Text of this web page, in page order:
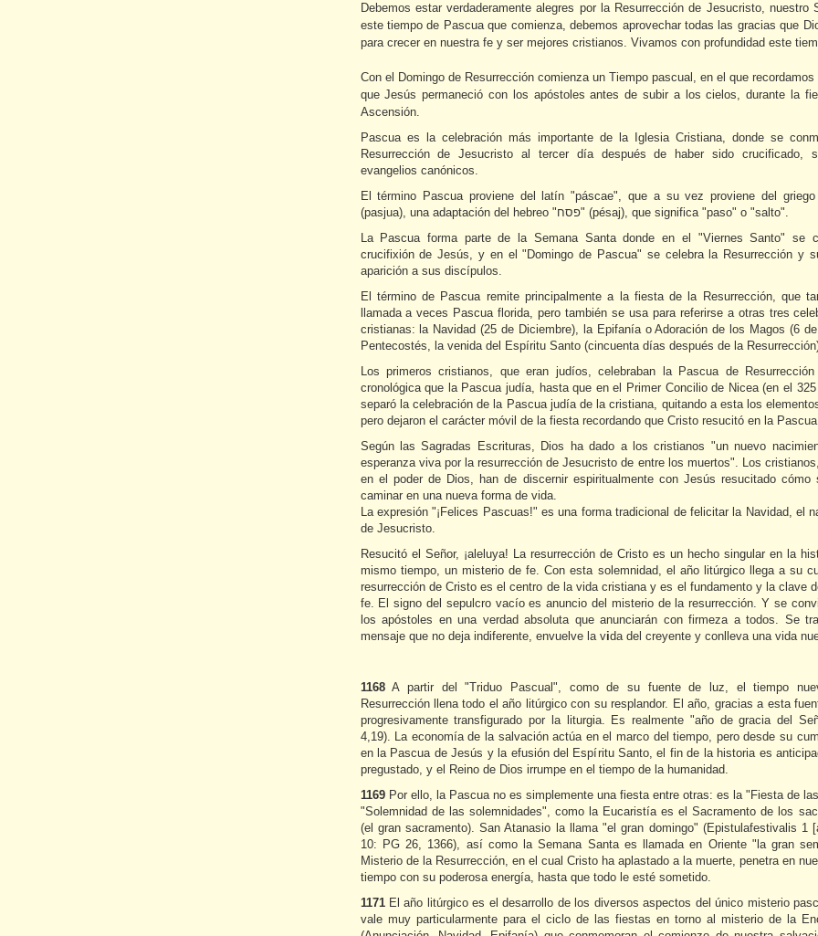
Debemos estar verdaderamente alegres por la Resurrección de Jesucristo, nuestro
este tiempo de Pascua que comienza, debemos aprovechar todas las gracias que
para crecer en nuestra fe y ser mejores cristianos. Vivamos con profundidad este
Con el Domingo de Resurrección comienza un Tiempo pascual, en el que
que Jesús permaneció con los apóstoles antes de subir a los cielos, durante la
Ascensión.
Pascua es la celebración más importante de la Iglesia Cristiana, donde se
Resurrección de Jesucristo al tercer día después de haber sido crucificado,
evangelios canónicos.
El término Pascua proviene del latín "páscae", que a su vez proviene del
(pasjua), una adaptación del hebreo "פסח" (pésaj), que significa "paso" o "salto".
La Pascua forma parte de la Semana Santa donde en el "Viernes Santo" se
crucifixión de Jesús, y en el "Domingo de Pascua" se celebra la Resurrección y
aparición a sus discípulos.
El término de Pascua remite principalmente a la fiesta de la Resurrección, que
llamada a veces Pascua florida, pero también se usa para referirse a otras tres
cristianas: la Navidad (25 de Diciembre), la Epifanía o Adoración de los Magos (6
Pentecostés, la venida del Espíritu Santo (cincuenta días después de la
Los primeros cristianos, que eran judíos, celebraban la Pascua de
cronológica que la Pascua judía, hasta que en el Primer Concilio de Nicea (en el
separó la celebración de la Pascua judía de la cristiana, quitando a esta los
pero dejaron el carácter móvil de la fiesta recordando que Cristo resucitó en la
Según las Sagradas Escrituras, Dios ha dado a los cristianos "un nuevo
esperanza viva por la resurrección de Jesucristo de entre los muertos". Los
en el poder de Dios, han de discernir espiritualmente con Jesús resucitado cómo
caminar en una nueva forma de vida.
La expresión "¡Felices Pascuas!" es una forma tradicional de felicitar la Navidad, el
de Jesucristo.
Resucitó el Señor, ¡aleluya! La resurrección de Cristo es un hecho singular en la
mismo tiempo, un misterio de fe. Con esta solemnidad, el año litúrgico llega a su
resurrección de Cristo es el centro de la vida cristiana y es el fundamento y la clave
fe. El signo del sepulcro vacío es anuncio del misterio de la resurrección. Y se
los apóstoles en una verdad absoluta que anunciarán con firmeza a todos. Se
mensaje que no deja indiferente, envuelve la vida del creyente y conlleva una vida
1168A partir del "Triduo Pascual", como de su fuente de luz, el tiempo
Resurrección llena todo el año litúrgico con su resplandor. El año, gracias a esta
progresivamente transfigurado por la liturgia. Es realmente "año de gracia del
4,19). La economía de la salvación actúa en el marco del tiempo, pero desde su
en la Pascua de Jesús y la efusión del Espíritu Santo, el fin de la historia es
pregustado, y el Reino de Dios irrumpe en el tiempo de la humanidad.
1169 Por ello, la Pascua no es simplemente una fiesta entre otras: es la "Fiesta de
"Solemnidad de las solemnidades", como la Eucaristía es el Sacramento de los
(el gran sacramento). San Atanasio la llama "el gran domingo" (Epistulafestivalis 1
10: PG 26, 1366), así como la Semana Santa es llamada en Oriente "la gran
Misterio de la Resurrección, en el cual Cristo ha aplastado a la muerte, penetra en
tiempo con su poderosa energía, hasta que todo le esté sometido.
1171El año litúrgico es el desarrollo de los diversos aspectos del único misterio
vale muy particularmente para el ciclo de las fiestas en torno al misterio de la